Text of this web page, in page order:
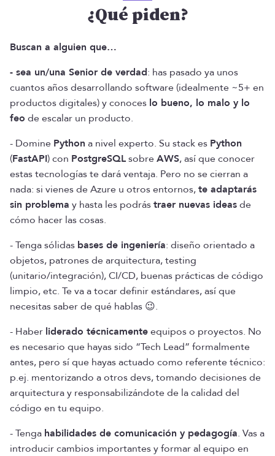
¿Qué piden?
Buscan a alguien que…
- sea un/una Senior de verdad: has pasado ya unos
cuantos años desarrollando software (idealmente ~5+ en
productos digitales) y conoces lo bueno, lo malo y lo
feo de escalar un producto.
- Domine Python a nivel experto. Su stack es Python
(FastAPI) con PostgreSQLsobreAWS, así que conocer
estas tecnologías te dará ventaja. Pero no se cierran a
nada: si vienes de Azure u otros entornos,te adaptarás
sin problema y hasta les podrástraer nuevas ideasde
cómo hacer las cosas.
- Tenga sólidas bases de ingeniería: diseño orientado a
objetos, patrones de arquitectura, testing
(unitario/integración), CI/CD, buenas prácticas de código
limpio, etc. Te va a tocar definir estándares, así que
necesitas saber de qué hablas 😉.
- Haber liderado técnicamenteequipos o proyectos. No
es necesario que hayas sido “Tech Lead” formalmente
antes, pero sí que hayas actuado como referente técnico:
p.ej. mentorizando a otros devs, tomando decisiones de
arquitectura y responsabilizándote de la calidad del
código en tu equipo.
- Tenga habilidades de comunicación y pedagogía. Vas a
introducir cambios importantes y formar al equipo en